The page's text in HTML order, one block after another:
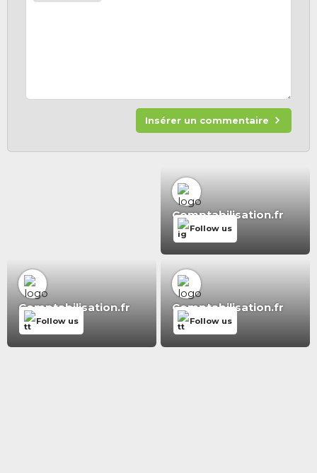
Insérer un commentaire
Comptabilisation.fr
Follow us
Comptabilisation.fr
Follow us
Comptabilisation.fr
Follow us